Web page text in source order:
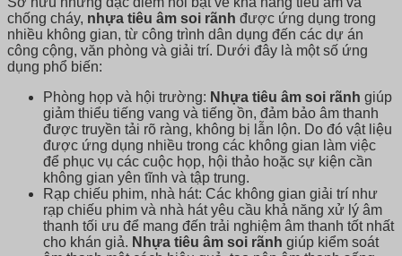
chống cháy, nhựa tiêu âm soi rãnh được ứng dụng trong
nhiều không gian, từ công trình dân dụng đến các dự án
công cộng, văn phòng và giải trí. Dưới đây là một số ứng
dụng phổ biến:
Phòng họp và hội trường: Nhựa tiêu âm soi rãnh giúp
giảm thiểu tiếng vang và tiếng ồn, đảm bảo âm thanh
được truyền tải rõ ràng, không bị lẫn lộn. Do đó vật liệu
được ứng dụng nhiều trong các không gian làm việc
để phục vụ các cuộc họp, hội thảo hoặc sự kiện cần
không gian yên tĩnh và tập trung.
Rạp chiếu phim, nhà hát: Các không gian giải trí như
rạp chiếu phim và nhà hát yêu cầu khả năng xử lý âm
thanh tối ưu để mang đến trải nghiệm âm thanh tốt nhất
cho khán giả. Nhựa tiêu âm soi rãnh giúp kiểm soát